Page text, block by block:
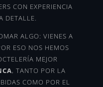
CON EXPERIENCIA
DETALLE.
ALGO: VIENES A
ESO NOS HEMOS
MEJOR
, TANTO POR LA
COMO POR EL